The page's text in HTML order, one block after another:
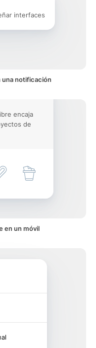
interfaces
una notificación
encaja
de
en un móvil